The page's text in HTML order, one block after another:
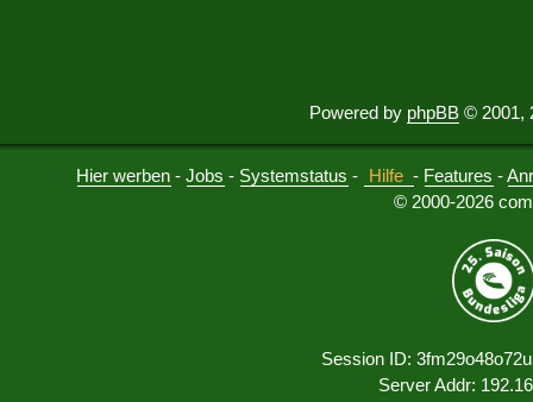
Powered by phpBB © 2001,
Hier werben -Jobs - Systemstatus - Hilfe - Features -
© 2000-2026
Session ID:
Server Addr: